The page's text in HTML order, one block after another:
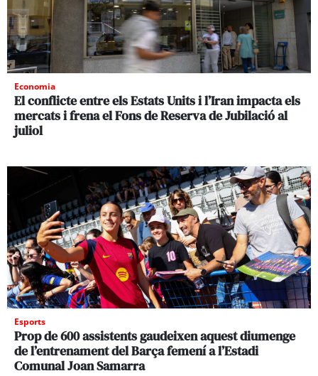
Economia
El conflicte entre els Estats Units i l’Iran impacta els
mercats i frena el Fons de Reserva de Jubilació al
juliol
Esports
Prop de 600 assistents gaudeixen aquest diumenge
de l’entrenament del Barça femení a l’Estadi
Comunal Joan Samarra